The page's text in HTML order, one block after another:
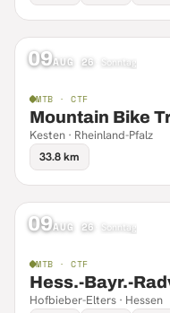
09AUG 26 Sonntag
MTB · CTF
Mountain Bike
Kesten · Rheinland-Pfalz
33.8 km
09AUG 26 Sonntag
MTB · CTF
Hess.-Bayr.-
Hofbieber-Elters · Hessen